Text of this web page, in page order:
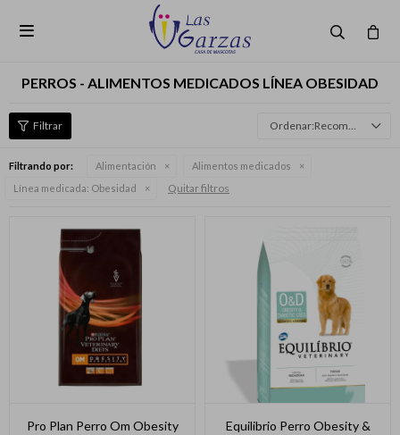

PERROS - ALIMENTOS MEDICADOS LÍNEA OBESIDAD
Recomendados
Filtrando por: Alimentación
Alimentos medicados
Línea medicada: Obesidad Quitar filtros
Pro Plan Perro Om Obesity
Equilibrio Perro Obesity &